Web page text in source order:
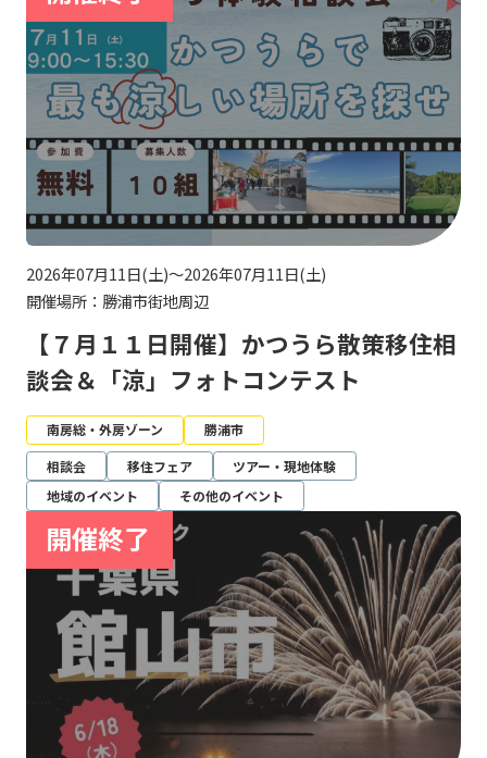
2026年07月11日(土)～2026年07月11日(土)
開催場所：勝浦市街地周辺
【７月１１日開催】かつうら散策移住相
談会＆「涼」フォトコンテスト
南房総・外房ゾーン
勝浦市
相談会
移住フェア
ツアー・現地体験
地域のイベント
その他のイベント